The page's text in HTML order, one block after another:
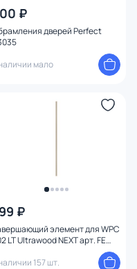
₽
дверей Perfect
мало
₽
элемент для WPC
LT Ultrawood NEXT арт. FE
002 LT (2900 х 20 х 20 мм)
157 шт.